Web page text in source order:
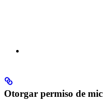
Otorgar permiso de